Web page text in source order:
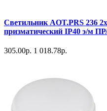
Светильник AOT.PRS 236
призматический IP40 э/м
305.00р. 1 018.78р.